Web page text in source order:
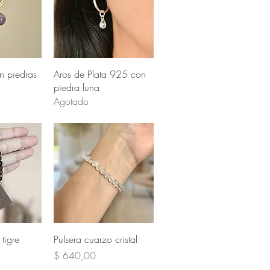
piedras
Vista rápida
Aros de Plata 925 con
piedra luna
Agotado
Vista rápida
Pulsera cuarzo cristal
Precio
$ 640,00